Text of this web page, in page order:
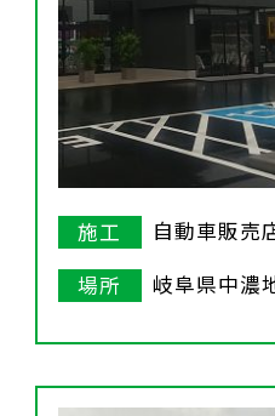
施工
自動車販売
場所
岐阜県中濃